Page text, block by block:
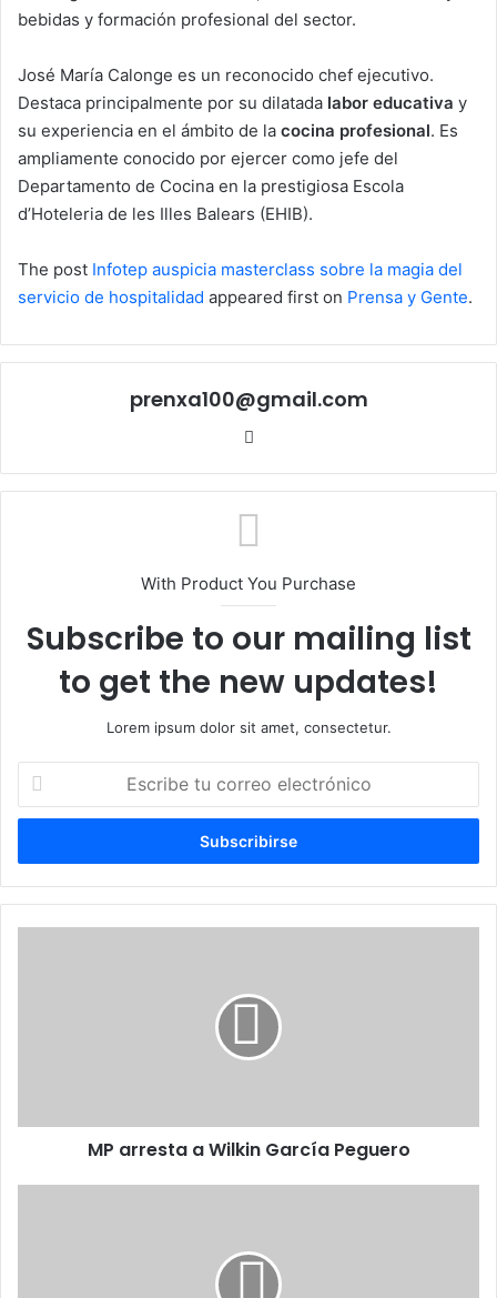
bebidas y formación profesional del sector.
José María Calonge es un reconocido chef ejecutivo.
Destaca principalmente por su dilatada labor educativa y
su experiencia en el ámbito de la cocina profesional. Es
ampliamente conocido por ejercer como jefe del
Departamento de Cocina en la prestigiosa Escola
d’Hoteleria de les Illes Balears (EHIB).
The post Infotep auspicia masterclass sobre la magia del
servicio de hospitalidad appeared first on Prensa y Gente.
prenxa100@gmail.com
With Product You Purchase
Subscribe to our mailing list
to get the new updates!
Lorem ipsum dolor sit amet, consectetur.
Escribe
correo
MP arresta a Wilkin García Peguero